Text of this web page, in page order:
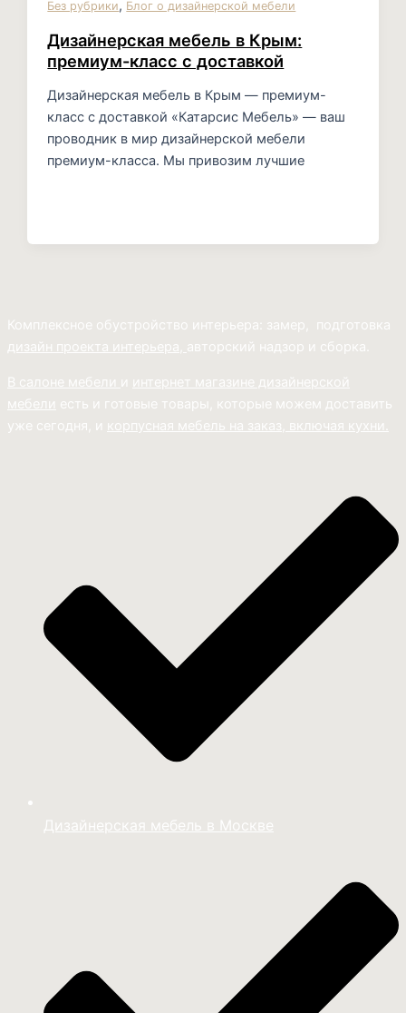
Без рубрики, Блог о дизайнерской мебели
Дизайнерская мебель в Крым:
премиум-класс с доставкой
Дизайнерская мебель в Крым — премиум-
класс с доставкой «Катарсис Мебель» — ваш
проводник в мир дизайнерской мебели
премиум-класса. Мы привозим лучшие
Комплексное обустройство интерьера: замер, подготовка
дизайн проекта интерьера, авторский надзор и сборка.
В салоне мебели и интернет магазине дизайнерской
мебели есть и готовые товары, которые можем доставить
уже сегодня, и корпусная мебель на заказ, включая кухни.
Дизайнерская мебель в Москве